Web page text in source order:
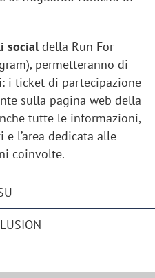
socialdella Run For
permetteranno di
i ticket di partecipazione
sulla pagina web della
tutte le informazioni,
l’area dedicata alle
coinvolte.